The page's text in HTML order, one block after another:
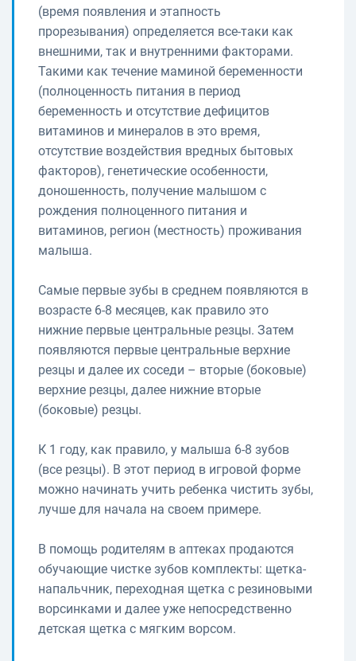
(время появления и этапность
прорезывания) определяется все-таки как
внешними, так и внутренними факторами.
Такими как течение маминой беременности
(полноценность питания в период
беременность и отсутствие дефицитов
витаминов и минералов в это время,
отсутствие воздействия вредных бытовых
факторов), генетические особенности,
доношенность, получение малышом с
рождения полноценного питания и
витаминов, регион (местность) проживания
малыша.
Самые первые зубы в среднем появляются в
возрасте 6-8 месяцев, как правило это
нижние первые центральные резцы. Затем
появляются первые центральные верхние
резцы и далее их соседи – вторые (боковые)
верхние резцы, далее нижние вторые
(боковые) резцы.
К 1 году, как правило, у малыша 6-8 зубов
(все резцы). В этот период в игровой форме
можно начинать учить ребенка чистить зубы,
лучше для начала на своем примере.
В помощь родителям в аптеках продаются
обучающие чистке зубов комплекты: щетка-
напальчник, переходная щетка с резиновыми
ворсинками и далее уже непосредственно
детская щетка с мягким ворсом.